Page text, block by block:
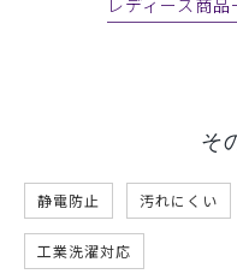
そ
静電防止 汚れにくい
工業洗濯対応